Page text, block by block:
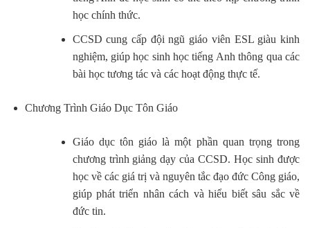
học chính thức.
CCSD cung cấp đội ngũ giáo viên ESL giàu kinh
nghiệm, giúp học sinh học tiếng Anh thông qua các
bài học tương tác và các hoạt động thực tế.
Chương Trình Giáo Dục Tôn Giáo
Giáo dục tôn giáo là một phần quan trọng trong
chương trình giảng dạy của CCSD. Học sinh được
học về các giá trị và nguyên tắc đạo đức Công giáo,
giúp phát triển nhân cách và hiểu biết sâu sắc về
đức tin.